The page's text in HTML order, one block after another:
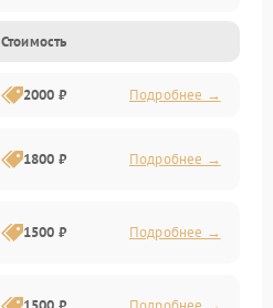
Стоимость
2000 ₽ Подробнее →
1800 ₽ Подробнее →
1500 ₽ Подробнее →